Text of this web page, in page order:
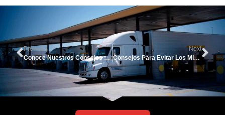
Previous
Conoce Nuestros Consejos De Seguridad Vial Para Conductores
Next
Consejos Para Evitar Los Microsueños Al Conducir